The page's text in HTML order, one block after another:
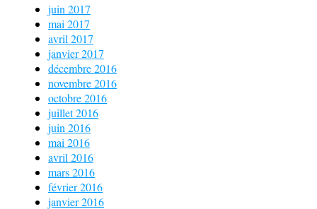
juin 2017
mai 2017
avril 2017
janvier 2017
décembre 2016
novembre 2016
octobre 2016
juillet 2016
juin 2016
mai 2016
avril 2016
mars 2016
février 2016
janvier 2016